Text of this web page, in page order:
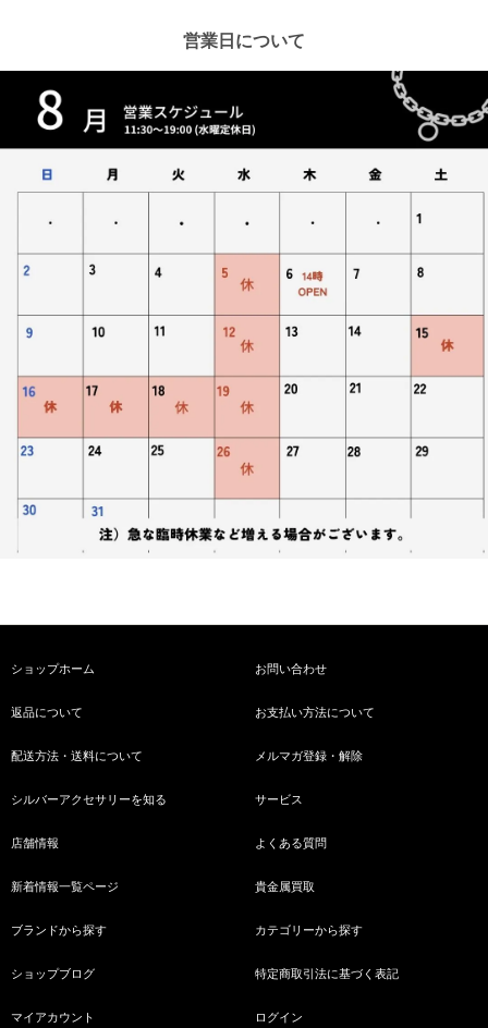
営業日について
ショップホーム お問い合わせ
返品について お支払い方法について
配送方法・送料について メルマガ登録・解除
シルバーアクセサリーを知る サービス
店舗情報 よくある質問
新着情報一覧ページ 貴金属買取
ブランドから探す カテゴリーから探す
ショップブログ 特定商取引法に基づく表記
マイアカウント ログイン